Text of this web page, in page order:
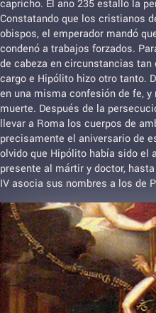
capricho. El año 235 estalló la
Constatando que los cristianos
obispos, el emperador mandó
condenó a trabajos forzados.
de cabeza en circunstancias
cargo e Hipólito hizo otro tanto.
en una misma confesión de fe,
muerte. Después de la
llevar a Roma los cuerpos de
precisamente el aniversario de
olvido que Hipólito había sido el
presente al mártir y doctor,
IV asocia sus nombres a los de